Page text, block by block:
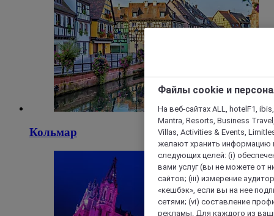
Кольмар
Файлы cookie и
На веб-сайтах ALL, hotelF1,
Mantra, Resorts, Business
Villas, Activities & Events,
желают хранить информацию
следующих целей: (i)
вами услуг (вы не можете от
сайтов; (iii) измерение
«кешбэк», если вы на нее
сетями; (vi) составление
рекламы. Для каждого из